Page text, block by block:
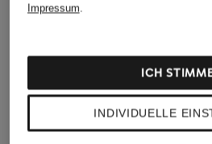
Impressum.
INDIVIDUELLE
ICH